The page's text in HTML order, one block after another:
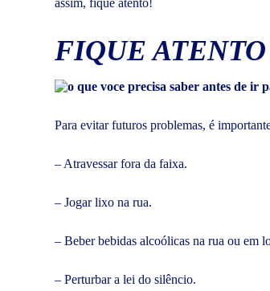
assim, fique atento!
FIQUE
Para evitar futuros problemas, é
– Atravessar fora da faixa.
– Jogar lixo na rua.
– Beber bebidas alcoólicas na rua ou em
– Perturbar a lei do silêncio.